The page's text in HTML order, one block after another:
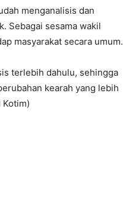
menganalisis dan
Sebagai sesama wakil
masyarakat secara umum.
terlebih dahulu, sehingga
kearah yang lebih